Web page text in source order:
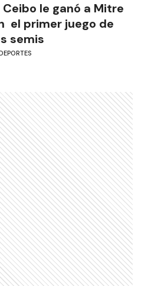
Ceibo le ganó a Mitre
el primer juego de
semis